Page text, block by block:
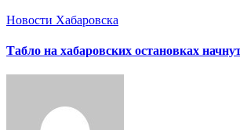
Новости Хабаровска
Табло на хабаровских остановках